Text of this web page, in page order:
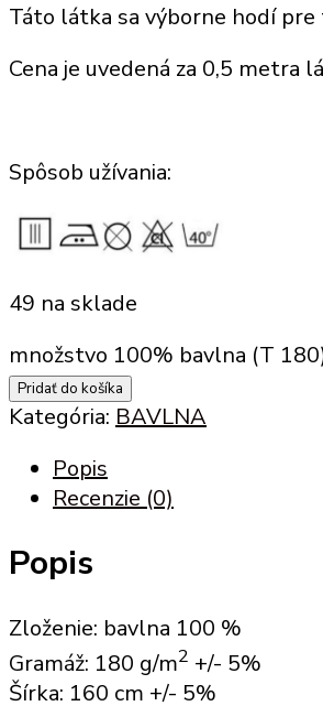
Táto látka sa výborne hodí pre
Cena je uvedená za 0,5 metra
Spôsob užívania:
49 na sklade
množstvo 100% bavlna (T
Pridať do košíka
Kategória: BAVLNA
Popis
Recenzie (0)
Popis
Zloženie: bavlna 100 %
Gramáž: 180 g/m2 +/- 5%
Šírka: 160 cm +/- 5%